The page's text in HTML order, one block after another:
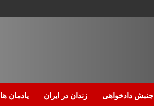
جنبش دادخواهی زندان در ایران یادمان ها